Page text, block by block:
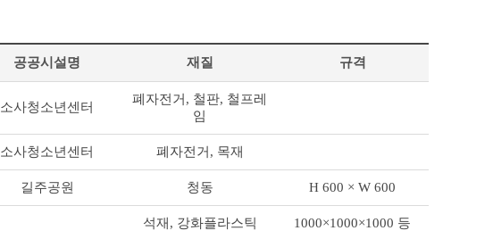
공공시설명 재질 규격
소사청소년센터
폐자전거, 철판, 철프레
임
소사청소년센터 폐자전거, 목재
길주공원 청동 H 600 × W 600
석재, 강화플라스틱 1000×1000×1000 등